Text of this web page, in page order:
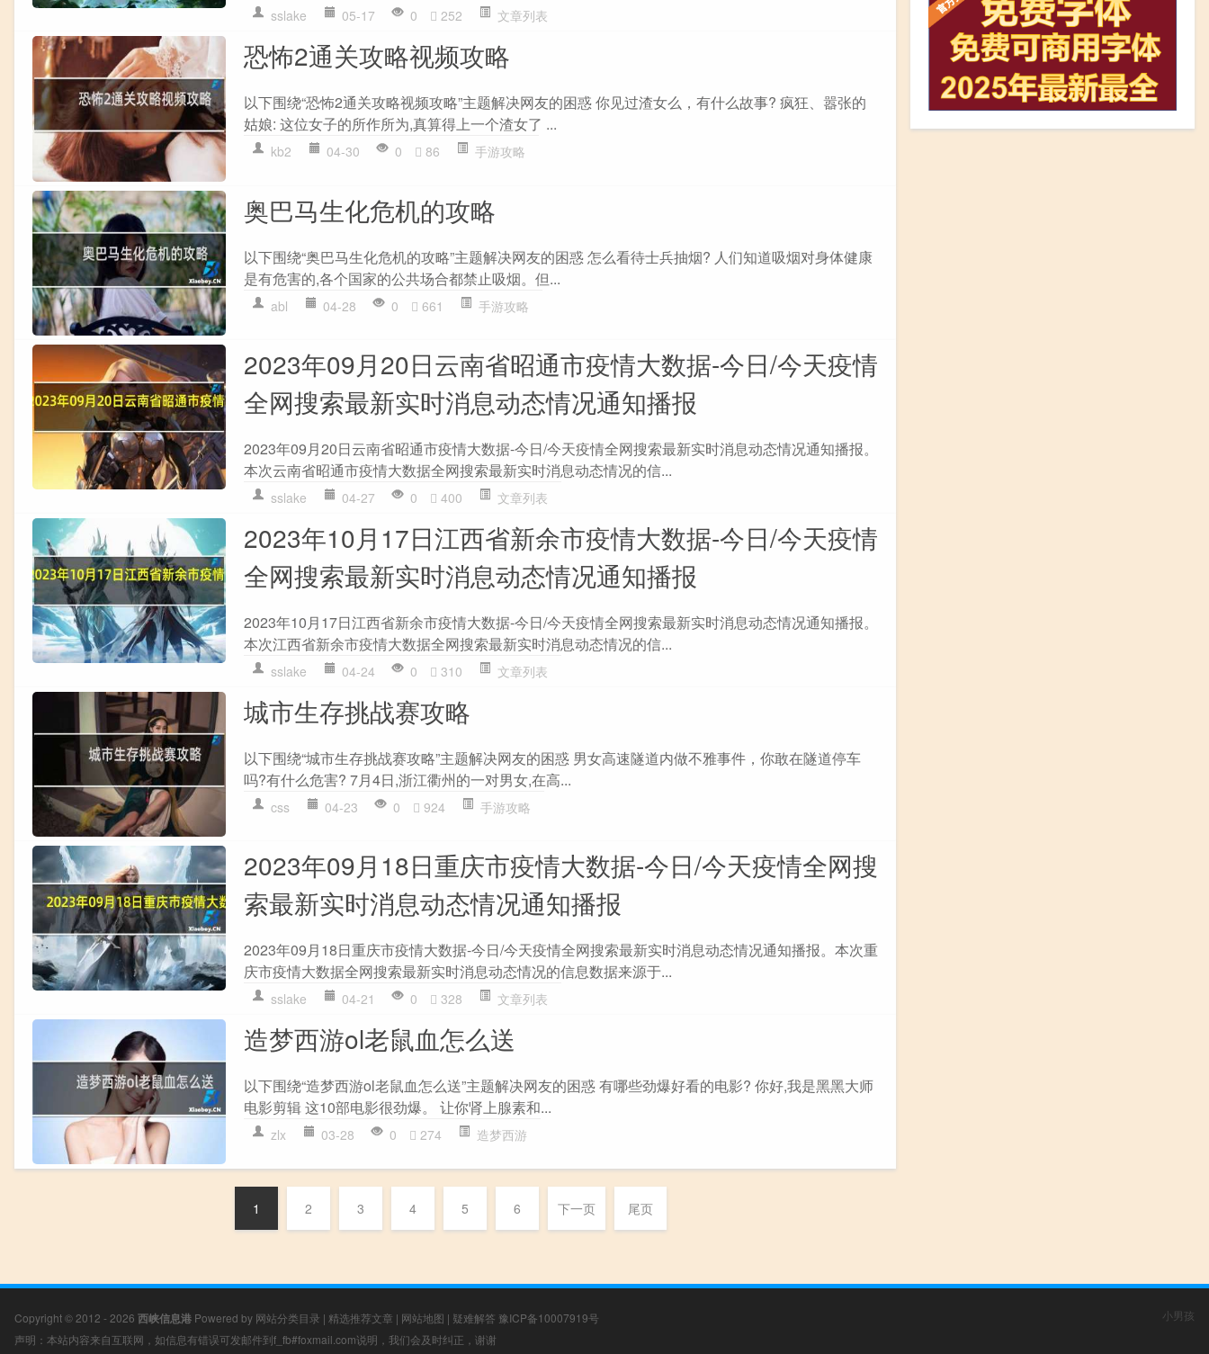
sslake 05-17 0 252 文章列表
恐怖2通关攻略视频攻略
以下围绕“恐怖2通关攻略视频攻略”主题解决网友的困惑 你见过渣女么，有什么故事? 疯狂、嚣张的
姑娘: 这位女子的所作所为,真算得上一个渣女了 ...
kb2 04-30 0 86 手游攻略
奥巴马生化危机的攻略
以下围绕“奥巴马生化危机的攻略”主题解决网友的困惑 怎么看待士兵抽烟? 人们知道吸烟对身体健康
是有危害的,各个国家的公共场合都禁止吸烟。但...
abl 04-28 0 661 手游攻略
2023年09月20日云南省昭通市疫情大数据-今日/今天疫情
全网搜索最新实时消息动态情况通知播报
2023年09月20日云南省昭通市疫情大数据-今日/今天疫情全网搜索最新实时消息动态情况通知播报。
本次云南省昭通市疫情大数据全网搜索最新实时消息动态情况的信...
sslake 04-27 0 400 文章列表
2023年10月17日江西省新余市疫情大数据-今日/今天疫情
全网搜索最新实时消息动态情况通知播报
2023年10月17日江西省新余市疫情大数据-今日/今天疫情全网搜索最新实时消息动态情况通知播报。
本次江西省新余市疫情大数据全网搜索最新实时消息动态情况的信...
sslake 04-24 0 310 文章列表
城市生存挑战赛攻略
以下围绕“城市生存挑战赛攻略”主题解决网友的困惑 男女高速隧道内做不雅事件，你敢在隧道停车
吗?有什么危害? 7月4日,浙江衢州的一对男女,在高...
css 04-23 0 924 手游攻略
2023年09月18日重庆市疫情大数据-今日/今天疫情全网搜
索最新实时消息动态情况通知播报
2023年09月18日重庆市疫情大数据-今日/今天疫情全网搜索最新实时消息动态情况通知播报。本次重
庆市疫情大数据全网搜索最新实时消息动态情况的信息数据来源于...
sslake 04-21 0 328 文章列表
造梦西游ol老鼠血怎么送
以下围绕“造梦西游ol老鼠血怎么送”主题解决网友的困惑 有哪些劲爆好看的电影? 你好,我是黑黑大师
电影剪辑 这10部电影很劲爆。 让你肾上腺素和...
zlx 03-28 0 274 造梦西游
1 2 3 4 5 6 下一页 尾页
Copyright © 2012 - 2026 西峡信息港 Powered by 网站分类目录 | 精选推荐文章 | 网站地图 | 疑难解答 豫ICP备10007919号
声明：本站内容来自互联网，如信息有错误可发邮件到f_fb#foxmail.com说明，我们会及时纠正，谢谢
小男孩